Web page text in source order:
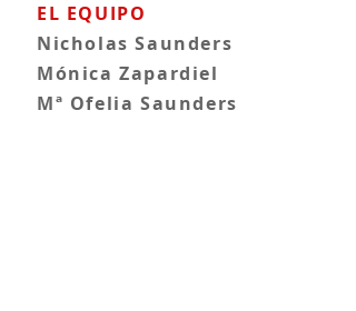
EL EQUIPO
Nicholas Saunders
Mónica Zapardiel
Mª Ofelia Saunders